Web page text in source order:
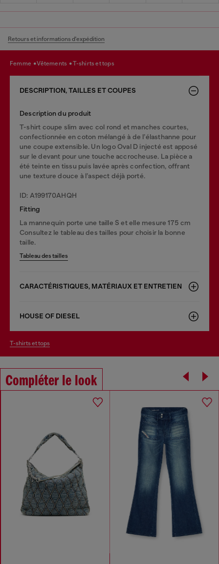
Retours et informations d'expédition
femme vêtements t-shirts et tops
DESCRIPTION, TAILLES ET COUPES
Description du produit
T-shirt coupe slim avec col rond et manches courtes,
confectionnée en coton mélangé à de l’élasthanne pour
une coupe extensible. Un logo Oval D injecté est apposé
sur le devant pour une touche accrocheuse. La pièce a
été teinte en tissu puis lavée après confection, offrant
une texture douce à l’aspect déjà porté.
ID: A199170AHQH
Fitting
La mannequin porte une taille S et elle mesure 175 cm
Consultez le tableau des tailles pour choisir la bonne
taille.
Tableau des tailles
CARACTÉRISTIQUES, MATÉRIAUX ET ENTRETIEN
HOUSE OF DIESEL
t-shirts et tops
Compléter le look